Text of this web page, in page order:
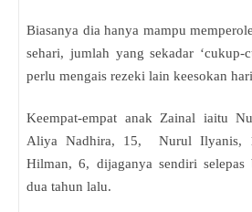
Biasanya dia hanya mampu
sehari, jumlah yang sekadar ‘cukup-
perlu mengais rezeki lain keesokan
Keempat-empat anak Zainal iaitu
Aliya Nadhira, 15, Nurul Ilyanis,
Hilman, 6, dijaganya sendiri selepas
dua tahun lalu.